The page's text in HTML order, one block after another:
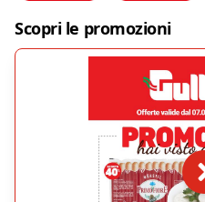
Scopri le promozioni